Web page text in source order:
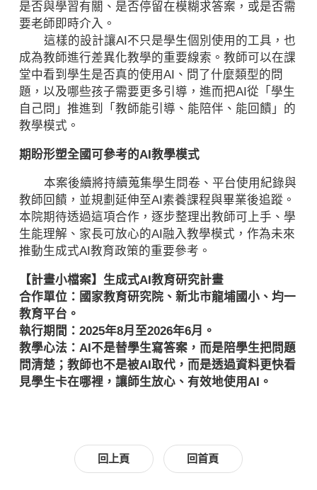
是否與學習有關、是否停留在模糊求答案，或是否需
要老師即時介入。
這樣的設計讓AI不只是學生個別使用的工具，也
成為教師進行差異化教學的重要線索。教師可以在課
堂中看到學生是否真的使用AI、問了什麼類型的問
題，以及哪些孩子需要更多引導，進而把AI從「學生
自己問」推進到「教師能引導、能陪伴、能回饋」的
教學模式。
期盼形塑全國可參考的AI教學模式
本案後續將持續蒐集學生問卷、平台使用紀錄與
教師回饋，並規劃延伸至AI素養課程與畢業後追蹤。
本院期待透過這項合作，逐步整理出教師可上手、學
生能理解、家長可放心的AI融入教學模式，作為未來
推動生成式AI教育政策的重要參考。
【計畫小檔案】生成式AI教育研究計畫
合作單位：國家教育研究院、新北市龍埔國小、均一
教育平台。
執行期間：2025年8月至2026年6月。
教學心法：AI不是替學生寫答案，而是陪學生把問題
問清楚；教師也不是被AI取代，而是透過資料更快看
見學生卡在哪裡，讓師生放心、有效地使用AI。
回上頁 回首頁